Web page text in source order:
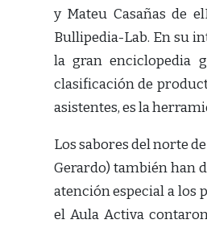
y Mateu Casañas de
Bullipedia-Lab. En su
la gran enciclopedia
clasificación de
asistentes, es la
Los sabores del norte
Gerardo) también han
atención especial a los
el Aula Activa